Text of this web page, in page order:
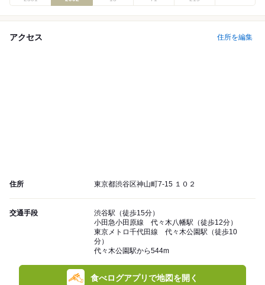
アクセス 住所を編集
住所 東京都渋谷区神山町7-15 １０２
交通手段
渋谷駅（徒歩15分）
小田急小田原線 代々木八幡駅（徒歩12分）
東京メトロ千代田線 代々木公園駅（徒歩10
分）
代々木公園駅から544m
食べログアプリで地図を開く